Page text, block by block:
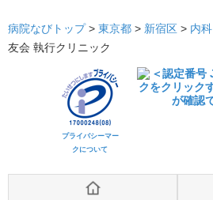
病院なびトップ> 東京都 > 新宿区 > 内科
友会 執行クリニック
プライバシーマー
クについて